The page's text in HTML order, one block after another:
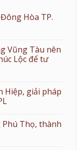
Hòa TP.
Vũng Tàu nên
Lộc để tư
Hiệp, giải pháp
Thọ, thành